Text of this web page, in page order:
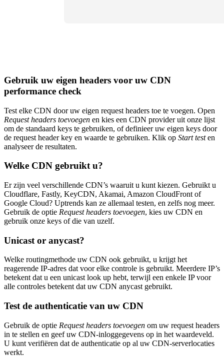
Gebruik uw eigen headers voor uw CDN
performance check
Test elke CDN door uw eigen request headers toe te voegen. Open
Request headers toevoegen en kies een CDN provider uit onze lijst
om de standaard keys te gebruiken, of definieer uw eigen keys door
de request header key en waarde te gebruiken. Klik op Start testen
analyseer de resultaten.
Welke CDN gebruikt u?
Er zijn veel verschillende CDN’s waaruit u kunt kiezen. Gebruikt u
Cloudflare, Fastly, KeyCDN, Akamai, Amazon CloudFront of
Google Cloud? Uptrends kan ze allemaal testen, en zelfs nog meer.
Gebruik de optie Request headers toevoegen, kies uw CDN en
gebruik onze keys of die van uzelf.
Unicast or anycast?
Welke routingmethode uw CDN ook gebruikt, u krijgt het
reagerende IP-adres dat voor elke controle is gebruikt. Meerdere IP’s
betekent dat u een unicast look up hebt, terwijl een enkele IP voor
alle controles betekent dat uw CDN anycast gebruikt.
Test de authenticatie van uw CDN
Gebruik de optie Request headers toevoegen om uw request headers
in te stellen en geef uw CDN-inloggegevens op in het waardeveld.
U kunt verifiëren dat de authenticatie op al uw CDN-serverlocaties
werkt.